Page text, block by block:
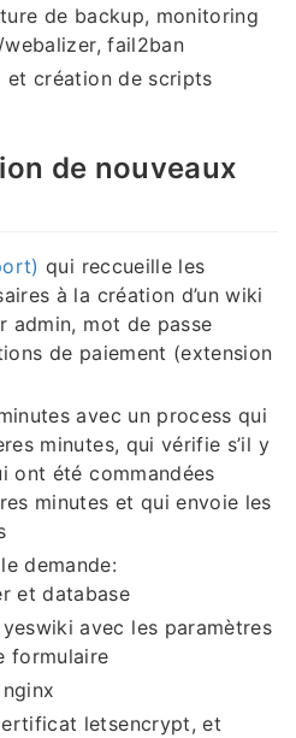
de backup, monitoring
fail2ban
et création de scripts
de nouveaux
qui reccueille les
à la création d’un wiki
admin, mot de passe
de paiement (extension
avec un process qui
minutes, qui vérifie s’il y
ont été commandées
minutes et qui envoie les
demande:
et database
avec les paramètres
formulaire
letsencrypt, et